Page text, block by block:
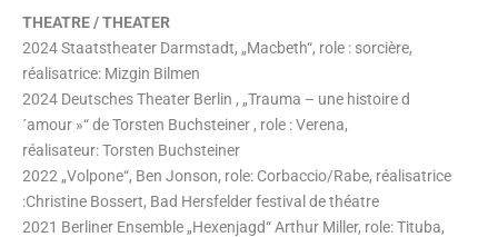
THEATRE / THEATER
2024 Staatstheater Darmstadt, „Macbeth“, role : sorcière,
réalisatrice: Mizgin Bilmen
2024 Deutsches Theater Berlin , „Trauma – une histoire d
´amour »“ de Torsten Buchsteiner , role : Verena,
réalisateur: Torsten Buchsteiner
2022 „Volpone“, Ben Jonson, role: Corbaccio/Rabe, réalisatrice
:Christine Bossert, Bad Hersfelder festival de théatre
2021 Berliner Ensemble „Hexenjagd“ Arthur Miller, role: Tituba,